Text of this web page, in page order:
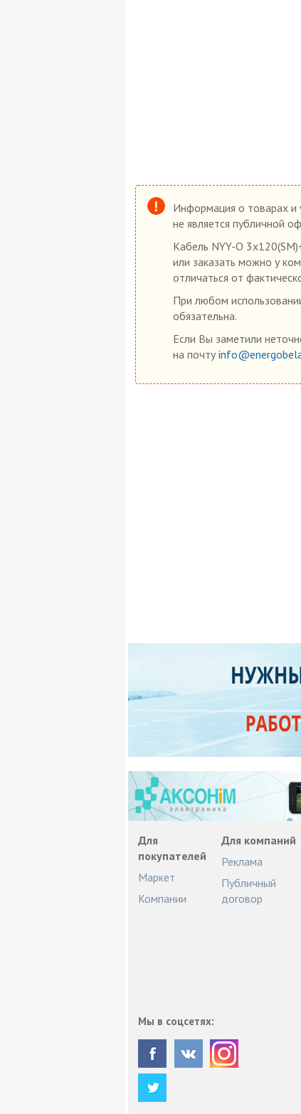
Информация о товарах и
не является публичной
Кабель NYY-O
или заказать можно у
отличаться от
При любом
обязательна.
Если Вы заметили
на почту
Для
покупателей
Маркет
Компании
Для компаний
Реклама
Публичный
договор
Мы в соцсетях: